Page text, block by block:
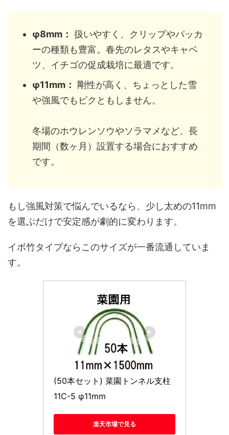
φ8mm： 扱いやすく、クリップやパッカ
ーの種類も豊富。春先のレタスやキャベ
ツ、イチゴの促成栽培に最適です。
φ11mm：
剛性が高く、ちょっとした雪
や強風でもビクともしません。
冬場のホウレンソウやソラマメなど、長
期間（数ヶ月）設置する場合におすすめ
です。
もし強風対策で悩んでいるなら、少し太めの11mm
を選ぶだけで安定感が劇的に変わります。
イボ竹タイプならこのサイズが一番流通していま
す。
(50本セット) 菜園トンネル支柱
11C-5 φ11mm
楽天市場で見る